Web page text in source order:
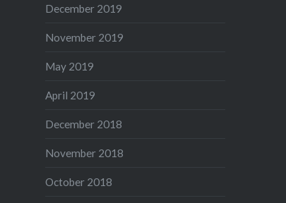
December 2019
November 2019
May 2019
April 2019
December 2018
November 2018
October 2018